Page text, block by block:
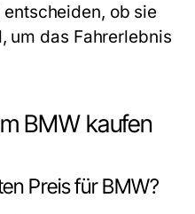
ob sie
um das Fahrerlebnis
BMW kaufen
Preis für BMW?